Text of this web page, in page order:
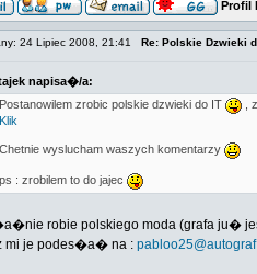
Profil
24 Lipiec 2008, 21:41 Re: Polskie Dzwieki
napisa�/a:
Postanowilem zrobic polskie dzwieki do IT
,
Klik
Chetnie wyslucham waszych komentarzy
ps : zrobilem to do jajec
robie polskiego moda (grafa ju�
mi je podes�a� na :